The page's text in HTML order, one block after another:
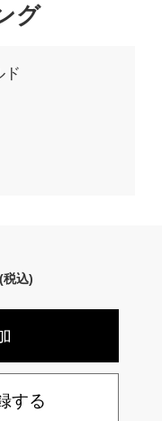
グ
ド
(税込)
する